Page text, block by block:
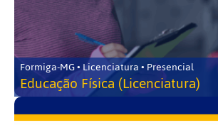
Formiga-MG • Licenciatura • Presencial
Educação Física (Licenciatura)